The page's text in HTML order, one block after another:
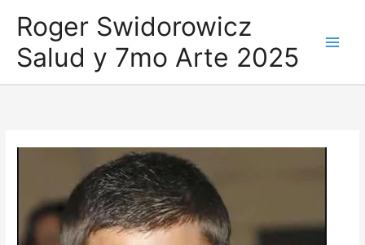
contenido
Roger Swidorowicz
Salud y 7mo Arte 2025